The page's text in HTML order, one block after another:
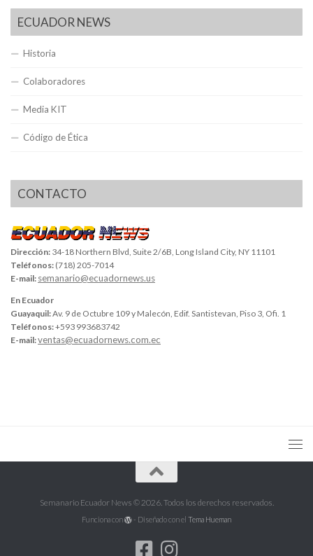
ECUADOR NEWS
Historia
Colaboradores
Media KIT
Código de Ética
CONTACTO
Dirección: 34-18 Northern Blvd, Suite 2/6B, Long Island City, NY 11101
Teléfonos: (718) 205-7014
E-mail: semanario@ecuadornews.us
En Ecuador
Guayaquil:Av. 9 de Octubre 109 y Malecón, Edif. Santistevan, Piso 3, Ofi. 1
Teléfonos:+593 993683742
E-mail:ventas@ecuadornews.com.ec
Semanario Ecuador News © 2026. Todos los derechos reservados.
Funciona con - Diseñado con el Tema Hueman